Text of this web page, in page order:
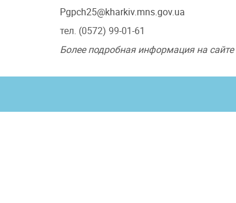
Pgpch25@kharkiv.mns.gov.ua
тел. (0572) 99-01-61
Более подробная информация на сайте